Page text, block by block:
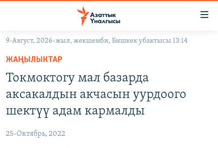
Навигацияга
өтүңүз
Издөөгө
салыңыз
МАДАНИЯТ
ТВ ПРОГРАММАЛАР
9-Август, 2026-жыл, жекшемби, Бишкек убактысы 13:14
ЖАҢЫЛЫКТАР
Токмоктогу мал базарда
аксакалдын акчасын уурдоого
шектүү адам кармалды
25-Октябрь, 2022